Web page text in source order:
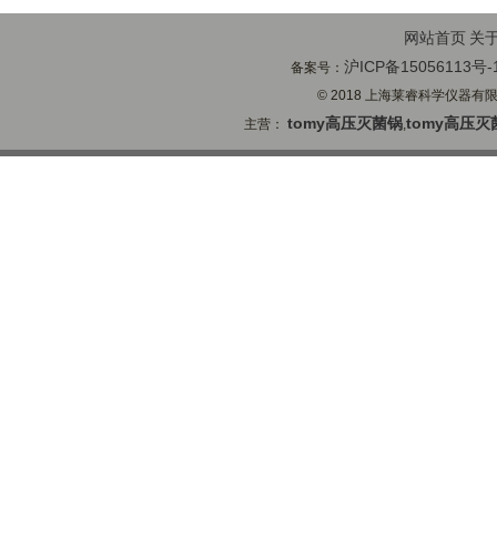
网站首页 关
备案号：沪ICP备15056113号-
© 2018 上海莱睿科学仪器有
主营：tomy高压灭菌锅,tomy高压灭